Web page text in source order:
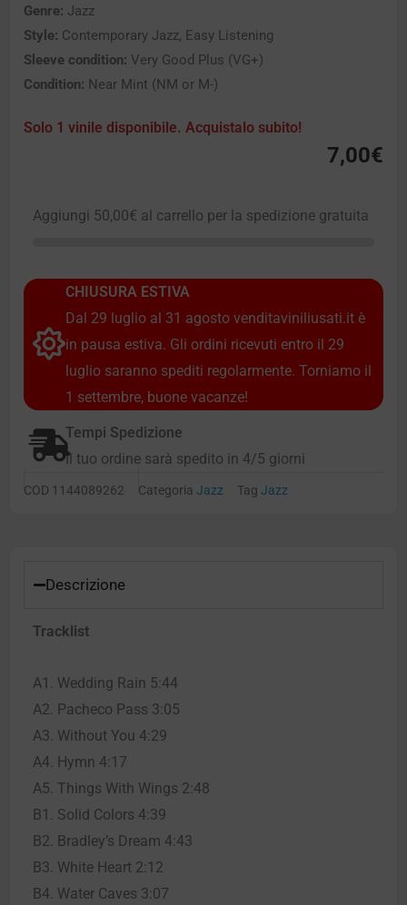
Genre: Jazz
Style: Contemporary Jazz, Easy Listening
Sleeve condition: Very Good Plus (VG+)
Condition: Near Mint (NM or M-)
Solo 1 vinile disponibile. Acquistalo subito!
7,00€
Aggiungi 50,00€ al carrello per la spedizione gratuita
CHIUSURA ESTIVA
Dal 29 luglio al 31 agosto venditaviniliusati.it è
in pausa estiva. Gli ordini ricevuti entro il 29
luglio saranno spediti regolarmente. Torniamo il
1 settembre, buone vacanze!
Tempi Spedizione
Il tuo ordine sarà spedito in 4/5 giorni
COD 1144089262 Categoria Jazz Tag Jazz
Descrizione
Tracklist
A1. Wedding Rain 5:44
A2. Pacheco Pass 3:05
A3. Without You 4:29
A4. Hymn 4:17
A5. Things With Wings 2:48
B1. Solid Colors 4:39
B2. Bradley’s Dream 4:43
B3. White Heart 2:12
B4. Water Caves 3:07